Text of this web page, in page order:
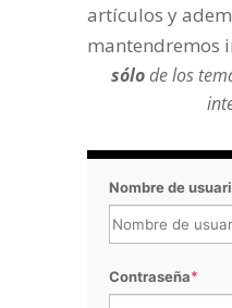
artículos y
mantendremos
sólode los
Nombre de
Contraseña*